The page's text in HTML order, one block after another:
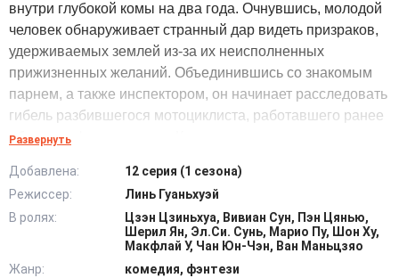
внутри глубокой комы на два года. Очнувшись, молодой
человек обнаруживает странный дар видеть призраков,
удерживаемых землей из-за их неисполненных
прижизненных желаний. Объединившись со знакомым
парнем, а также инспектором, он начинает расследовать
гибель разбившегося мотоциклиста, работавшего ранее
обычным фармацевтом. Команда навещает местную
противоречия среди свидетельских показаний коллег,
устроивших когда-то травлю погибшего. Чтобы упокоить
мятежную душу, юноша тщательно растирает черную
тушь, макает кисть, затем выводит поверх белой бумаги
специальные иероглифы чистоты. Следом напарники
Развернуть
Добавлена:
12 серия (1 сезона)
Режиссер:
Линь Гуаньхуэй
В ролях:
Цзэн Цзиньхуа, Вивиан Сун, Пэн Цянью,
Шерил Ян, Эл.Си. Сунь, Марио Пу, Шон Ху,
Макфлай У, Чан Юн-Чэн, Ван Маньцзяо
Жанр:
комедия, фэнтези